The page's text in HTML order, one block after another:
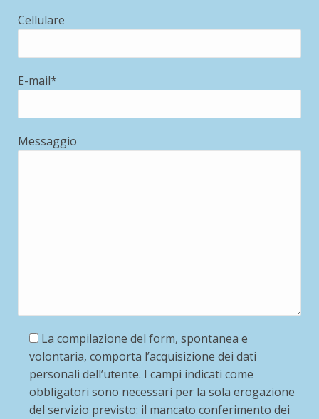
Cellulare
E-mail*
Messaggio
La compilazione del form, spontanea e
volontaria, comporta l’acquisizione dei dati
personali dell’utente. I campi indicati come
obbligatori sono necessari per la sola erogazione
del servizio previsto: il mancato conferimento dei